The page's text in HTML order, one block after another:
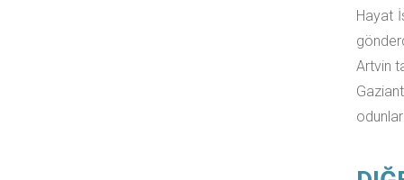
Hayat
Artvin